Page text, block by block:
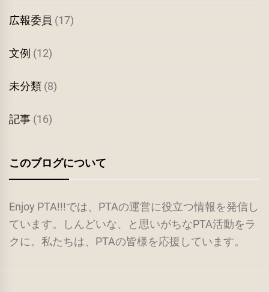
広報委員 (17)
文例 (12)
未分類 (8)
記事 (16)
このブログについて
Enjoy PTA!!!では、PTAの運営に役立つ情報を発信し
ています。しんどいな、と思いがちなPTA活動をラ
クに。私たちは、PTAの皆様を応援しています。